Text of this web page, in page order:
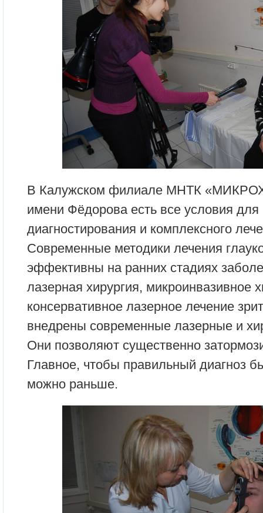
В Калужском филиале МНТК
имени Фёдорова есть все условия для
диагностирования и комплексного
Современные методики лечения
эффективны на ранних стадиях
лазерная хирургия, микроинвазивное
консервативное лазерное лечение
внедрены современные лазерные и
Они позволяют существенно
Главное, чтобы правильный диагноз
можно раньше.